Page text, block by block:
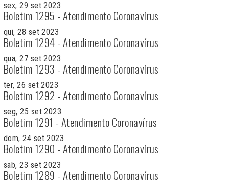
sex, 29 set 2023
Boletim 1295 - Atendimento Coronavírus
qui, 28 set 2023
Boletim 1294 - Atendimento Coronavírus
qua, 27 set 2023
Boletim 1293 - Atendimento Coronavírus
ter, 26 set 2023
Boletim 1292 - Atendimento Coronavírus
seg, 25 set 2023
Boletim 1291 - Atendimento Coronavírus
dom, 24 set 2023
Boletim 1290 - Atendimento Coronavírus
sab, 23 set 2023
Boletim 1289 - Atendimento Coronavírus